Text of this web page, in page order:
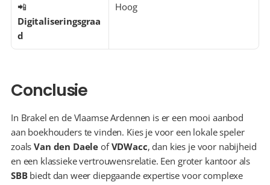
Digitaliseringsgraa
d
Hoog
Conclusie
In Brakel en de Vlaamse Ardennen is er een mooi aanbod
aan boekhouders te vinden. Kies je voor een lokale speler
zoals Van den Daele of VDWacc, dan kies je voor nabijheid
SBB biedt dan weer diepgaande expertise voor complexe